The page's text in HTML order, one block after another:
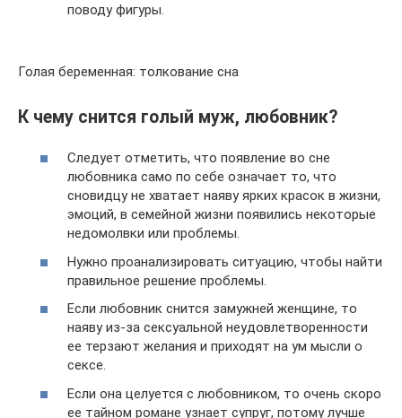
поводу фигуры.
Голая беременная: толкование сна
К чему снится голый муж, любовник?
Следует отметить, что появление во сне
любовника само по себе означает то, что
сновидцу не хватает наяву ярких красок в жизни,
эмоций, в семейной жизни появились некоторые
недомолвки или проблемы.
Нужно проанализировать ситуацию, чтобы найти
правильное решение проблемы.
Если любовник снится замужней женщине, то
наяву из-за сексуальной неудовлетворенности
ее терзают желания и приходят на ум мысли о
сексе.
Если она целуется с любовником, то очень скоро
ее тайном романе узнает супруг, потому лучше